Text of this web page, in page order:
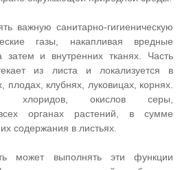
важную санитарно-гигиеническую
газы, накапливая вредные
и внутренних тканях. Часть
из листа и локализуется в
плодах, клубнях, луковицах, корнях.
хлоридов, окислов серы,
органах растений, в сумме
содержания в листьях.
может выполнять эти функции